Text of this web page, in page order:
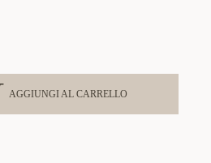
AGGIUNGI AL CARRELLO